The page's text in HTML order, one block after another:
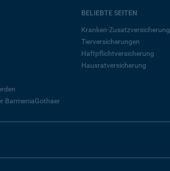
BarmeniaGothaer
BELIEBTE SEITEN
Kranken-Zusatzversicherung
Tierversicherungen
Haftpflichtversicherung
Hausratversicherung